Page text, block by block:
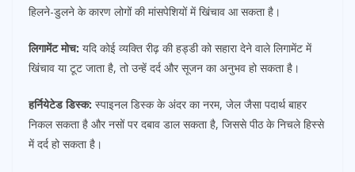
हिलने-डुलने के कारण लोगों की मांसपेशियों में खिंचाव आ सकता है।
लिगामेंट मोच: यदि कोई व्यक्ति रीढ़ की हड्डी को सहारा देने वाले लिगामेंट में
खिंचाव या टूट जाता है, तो उन्हें दर्द और सूजन का अनुभव हो सकता है।
हर्नियेटेड डिस्क: स्पाइनल डिस्क के अंदर का नरम, जेल जैसा पदार्थ बाहर
निकल सकता है और नसों पर दबाव डाल सकता है, जिससे पीठ के निचले हिस्से
में दर्द हो सकता है।